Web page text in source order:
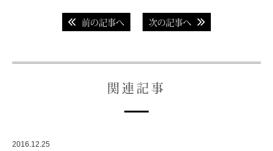
前の記事へ 次の記事へ
関連記事
2016.12.25